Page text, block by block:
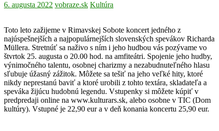
6. augusta 2022 vobraze.sk Kultúra
Toto leto zažijeme v Rimavskej Sobote koncert jedného z
najúspešnejších a najpopulárnejších slovenských spevákov Richarda
Müllera. Stretnúť sa naživo s ním i jeho hudbou vás pozývame vo
štvrtok 25. augusta o 20.00 hod. na amfiteátri. Spojenie jeho hudby,
výnimočného talentu, osobnej charizmy a nezabudnuteľného hlasu
sľubuje úžasný zážitok. Môžete sa tešiť na jeho veľké hity, ktoré
nikdy neprestanú baviť a ktoré urobili z tohto textára, skladateľa a
speváka žijúcu hudobnú legendu. Vstupenky si môžete kúpiť v
predpredaji online na www.kulturars.sk, alebo osobne v TIC (Dom
kultúry). Vstupné je 22,90 eur a v deň konania koncertu 25,90 eur.